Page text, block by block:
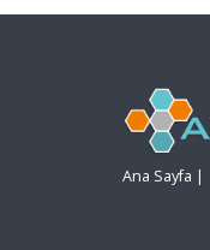
Ana Sayfa |